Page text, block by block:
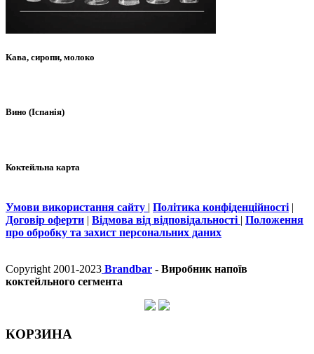
Кава, сиропи, молоко
Вино (Іспанія)
Коктейльна карта
Умови використання сайту | Політика конфіденційності |
Договір оферти | Відмова від відповідальності | Положення
про обробку та захист персональних даних
Copyright 2001-2023 Brandbar - Виробник напоїв
коктейльного сегмента
КОРЗИНА